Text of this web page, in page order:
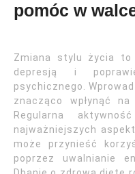
pomóc w
Zmiana stylu życia
depresją i
psychicznego.
znacząco wpłynąć
Regularna
najważniejszych
może przynieść
poprzez uwalnianie